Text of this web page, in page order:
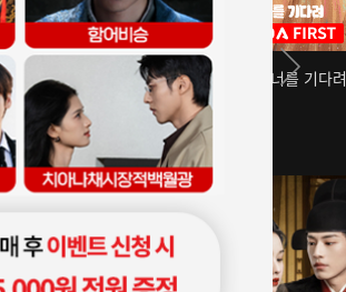
아재저리등니 : 너를 기다려